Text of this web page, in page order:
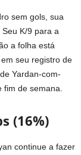
sem gols, sua
K/9 para a
a folha está
seu registro de
Yardan-com-
de semana.
(16%)
continue a fazer